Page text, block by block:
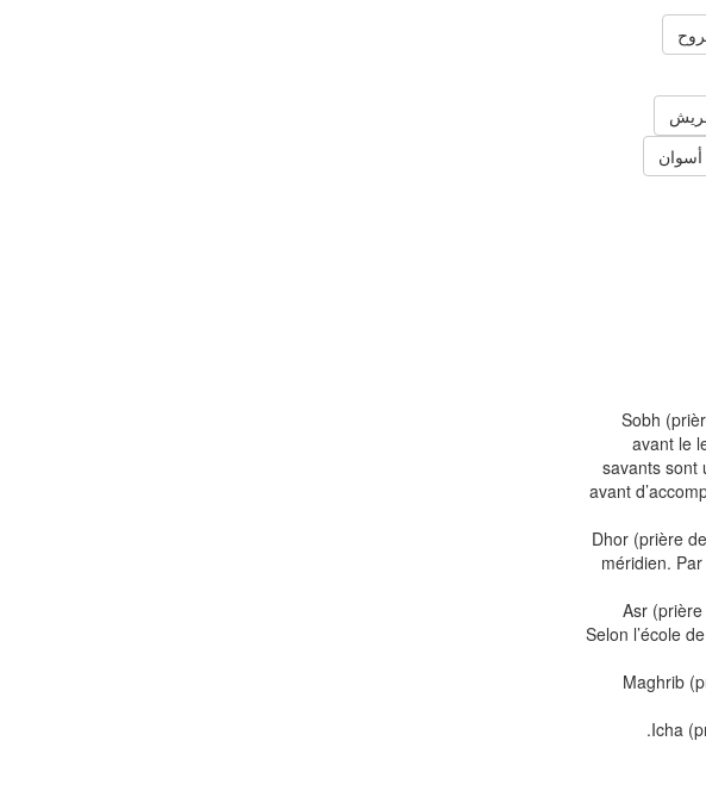
أسوان
Sobh
avant le
savants sont
avant
Dhor (prière
méridien.
Asr (prière
Selon l’école
Maghrib
Icha